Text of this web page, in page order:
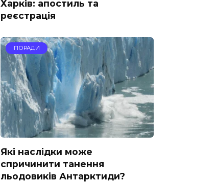
Харків: апостиль та
реєстрація
ПОРАДИ
Які наслідки може
спричинити танення
льодовиків Антарктиди?